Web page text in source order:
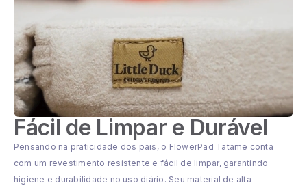
Fácil de Limpar e Durável
Pensando na praticidade dos pais, o FlowerPad Tatame conta
com um revestimento resistente e fácil de limpar, garantindo
higiene e durabilidade no uso diário. Seu material de alta